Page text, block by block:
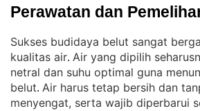
Perawatan dan
Sukses budidaya belut sangat
kualitas air. Air yang dipilih
netral dan suhu optimal guna
belut. Air harus tetap bersih dan
menyengat, serta wajib diperbarui